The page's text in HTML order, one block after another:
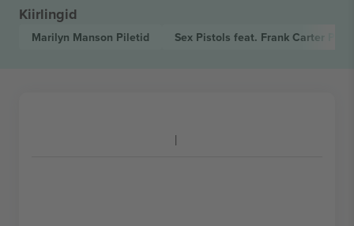
Kiirlingid
Marilyn Manson Piletid Sex Pistols feat. Frank Carter